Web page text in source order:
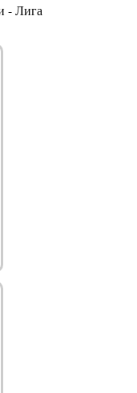
- Лига